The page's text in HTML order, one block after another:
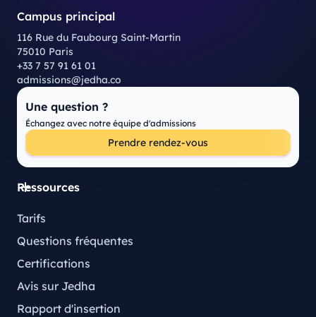
Campus principal
116 Rue du Faubourg Saint-Martin
75010 Paris
+33 7 57 91 61 01
admissions@jedha.co
Une question ?
Échangez avec notre équipe d'admissions
Prendre rendez-vous
Ressources
Tarifs
Questions fréquentes
Certifications
Avis sur Jedha
Rapport d'insertion